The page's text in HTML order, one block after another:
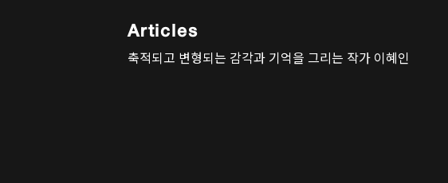
(2008)과 〈비정한 세계〉(2008) 같은 작품들은 지역개발
Articles
축적되고 변형되는 감각과 기억을 그리는 작가 이혜인